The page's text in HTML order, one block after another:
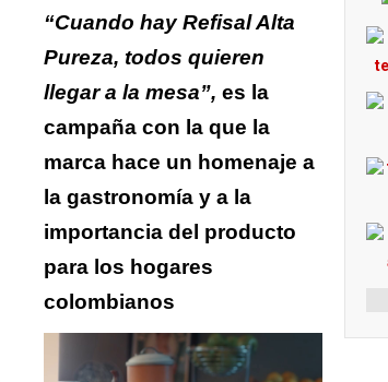
“Cuando hay Refisal Alta
Pureza, todos quieren
llegar a la mesa”, es la
campaña con la que la
marca hace un homenaje a
la gastronomía y a la
importancia del producto
para los hogares
colombianos